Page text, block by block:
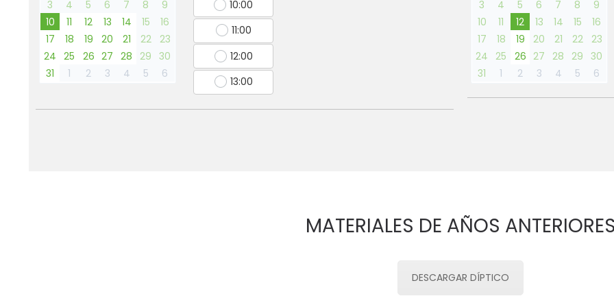
3
4 5 6 7 8
9
10
11 12 13 14 15
16
17
18 19 20 21 22
23
24
25 26 27 28 29
30
31
1 2 3 4 5 6
10:00
11:00
12:00
13:00
3
4 5 6 7 8
9
10
11 12 13 14 15
16
17
18 19 20 21 22
23
24
25 26 27 28 29
30
31
1 2 3 4 5 6
MATERIALES DE AÑOS ANTERIORES
DESCARGAR DÍPTICO